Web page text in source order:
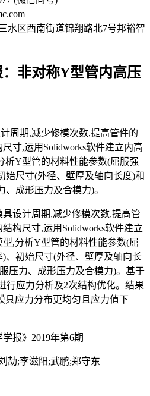
水区西南街道锦翔路北7号邦裕智
非对称Y型管内高压
周期,减少修模次数,提高管件的
寸,运用Solidworks软件建立内高
析Y型管的材料性能参数(屈服强
始尺寸(外径、壁厚及轴向长度)和
成形压力及合模力)。
计周期,减少修模次数,提高管
构尺寸,运用Solidworks软件建立
,分析Y型管的材料性能参数(屈
、初始尺寸(外径、壁厚及轴向长
压力、成形压力及合模力)。基于
行应力分析及2次结构优化。结果
具应力分布更均匀且应力值下
报》2019年第6期
;李滋阳;武鹏;郑守东